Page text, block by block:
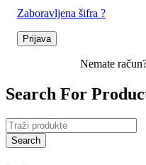
Zaboravljena šifra ?
Prijava
Nemate
Search For